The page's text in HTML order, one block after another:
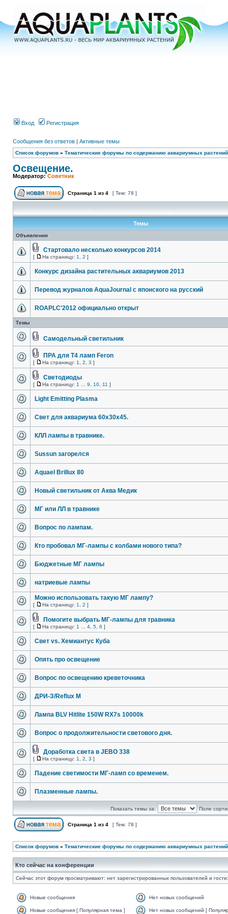
Вход Регистрация
Сообщения без ответов | Активные темы
Список форумов » Тематические форумы по содержанию аквариумных
Освещение.
Модератор:Советник
Страница 1 из 4 [ Тем: 78 ]
Темы
Объявления
Стартовало несколько конкурсов 2014
[ На страницу: 1 2 ]
Конкурс дизайна растительных аквариумов 2013
Перевод журналов AquaJournal с японского на русский
ROAPLC'2012 официально открыт
Темы
Самодельный светильник
ПРА для Т4 ламп Feron
[ На страницу: 1 2 3 ]
Светодиоды
[ На страницу: 1 9 10 11 ]
Light Emitting Plasma
Свет для аквариума 60х30х45.
КЛЛ лампы в травнике.
Sussun загорелся
Aquael Brillux 80
Новый светильник от Аква Медик
МГ или ЛЛ в травнике
Вопрос по лампам.
Кто пробовал МГ-лампы с колбами нового типа?
Бюджетные МГ лампы
натриевые лампы
Можно использовать такую МГ лампу?
[ На страницу: 1 2 ]
Помогите выбрать МГ-лампы для травника
[ На страницу: 1 4 5 6 ]
Свет vs. Хемиантус Куба
Опять про освещение
Вопрос по освещению креветочника
ДРИ-З/Reflux М
Лампа BLV Hitlite 150W RX7s 10000k
Вопрос о продолжительности светового дня.
Доработка света в JEBO 338
[ На страницу: 1 2 3 ]
Падение светимости МГ-ламп со временем.
Плазменные лампы.
Показать темы за: Поле
Страница 1 из 4 [ Тем: 78 ]
Список форумов » Тематические форумы по содержанию аквариумных
Кто сейчас на конференции
Сейчас этот форум просматривают: нет зарегистрированных пользователей и
Новые сообщения Нет новых сообщений
Новые сообщения [ Популярная тема ] Нет новых сообщений [